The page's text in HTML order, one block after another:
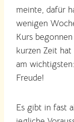
meinte, dafür
wenigen
Kurs
kurzen Zeit
am
Freude!
Es gibt in fast